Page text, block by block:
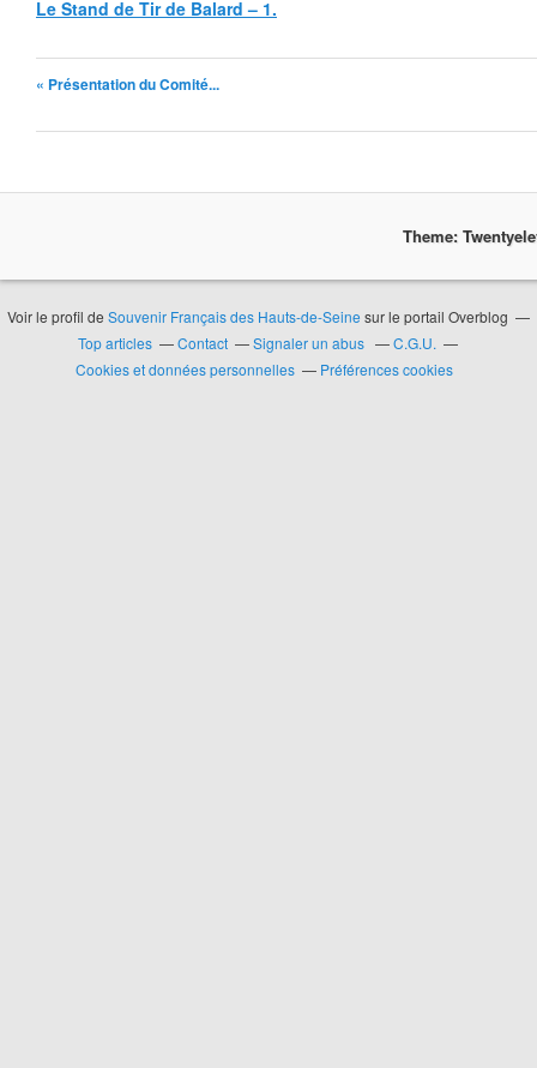
Le Stand de Tir de Balard – 1.
« Présentation du Comité...
Theme:
Voir le profil de Souvenir Français des Hauts-de-Seine sur le portail Overblog
Top articles
Contact Signaler un abus
C.G.U.
Cookies et données personnelles
Préférences cookies